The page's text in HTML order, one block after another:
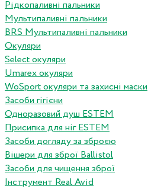
Рідкопаливні пальники
Мультипаливні пальники
BRS Мультипаливні пальники
Окуляри
Select окуляри
Umarex окуляри
WoSport окуляри та захисні маски
Засоби гігієни
Одноразовий душ ESTEM
Присипка для ніг ESTEM
Засоби догляду за зброєю
Вішери для зброї Ballistol
Засоби для чищення зброї
Інструмент Real Avid